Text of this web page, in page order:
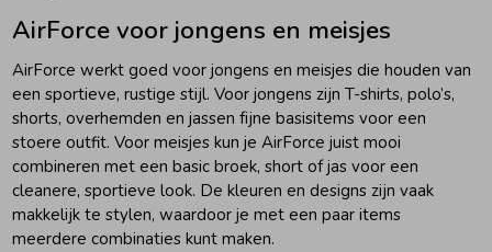
AirForce voor jongens en meisjes
AirForce werkt goed voor jongens en meisjes die houden van
een sportieve, rustige stijl. Voor jongens zijn T-shirts, polo’s,
shorts, overhemden en jassen fijne basisitems voor een
stoere outfit. Voor meisjes kun je AirForce juist mooi
combineren met een basic broek, short of jas voor een
cleanere, sportieve look. De kleuren en designs zijn vaak
makkelijk te stylen, waardoor je met een paar items
meerdere combinaties kunt maken.